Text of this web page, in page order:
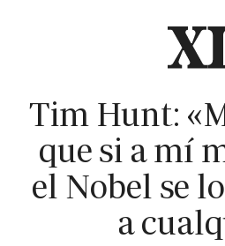
Tim Hunt:
que si a mí
el Nobel se
a